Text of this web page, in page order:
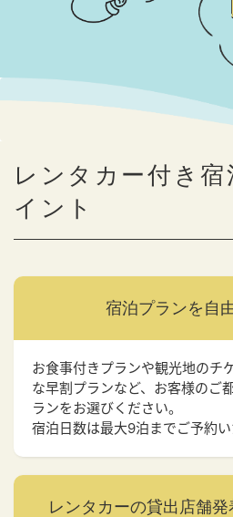
レンタカー付き
イント
宿泊プランを 自
お食事付きプランや観光地のチ
な早割プランなど、お客様のご
ランをお選びください。
宿泊日数は最大9泊までご予約い
レンタカーの貸出店舗発